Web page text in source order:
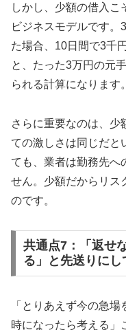
しかし、少額の借入こ
ビジネスモデルです。
た場合、10日間で3千
と、たった3万円の元
られる計算になります。
さらに重要なのは、少
ての激しさは同じだと
ても、業者は勤務先へ
せん。少額だからリス
のです。
共通点7：「返せ
る」と先送りにし
「とりあえず今の急
時になったら考える」